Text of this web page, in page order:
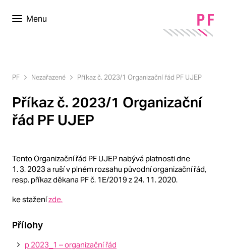
Menu
PF Nezařazené Příkaz č. 2023/1 Organizační řád PF UJEP
Příkaz č. 2023/1 Organizační
řád PF UJEP
Tento Organizační řád PF UJEP nabývá platnosti dne
1. 3. 2023 a ruší v plném rozsahu původní organizační řád,
resp. příkaz děkana PF č. 1E/2019 z 24. 11. 2020.
ke staženízde.
Přílohy
p 2023_1 – organizační řád